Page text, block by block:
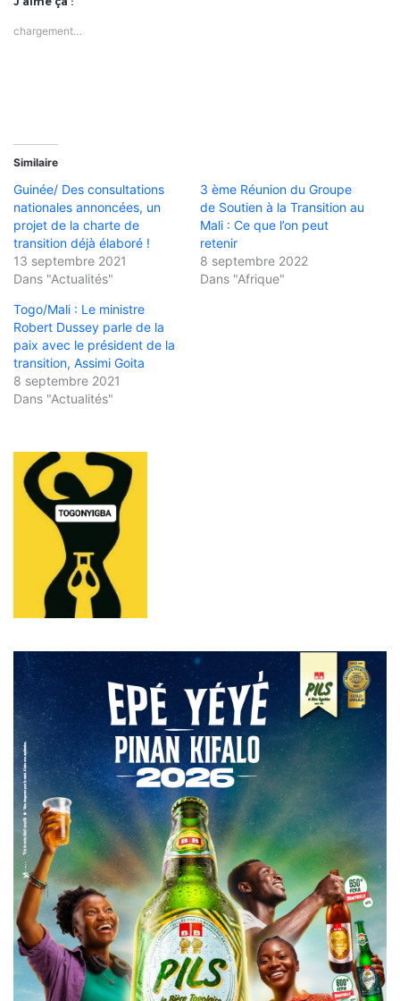
chargement…
Similaire
Guinée/ Des consultations
nationales annoncées, un
projet de la charte de
transition déjà élaboré !
13 septembre 2021
Dans "Actualités"
3 ème Réunion du Groupe
de Soutien à la Transition au
Mali : Ce que l’on peut
retenir
8 septembre 2022
Dans "Afrique"
Togo/Mali : Le ministre
Robert Dussey parle de la
paix avec le président de la
transition, Assimi Goita
8 septembre 2021
Dans "Actualités"